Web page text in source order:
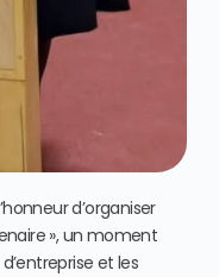
d’organiser
», un moment
et les